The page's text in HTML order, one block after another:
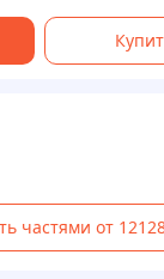
частями от